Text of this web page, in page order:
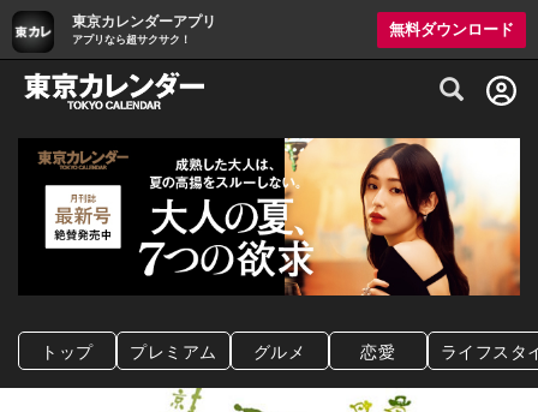
東京カレンダーアプリ
アプリなら超サクサク！
無料ダウンロード
グルメ情報・プレミアムレストラン予約
トップ プレミアム グルメ 恋愛 ライフスタ